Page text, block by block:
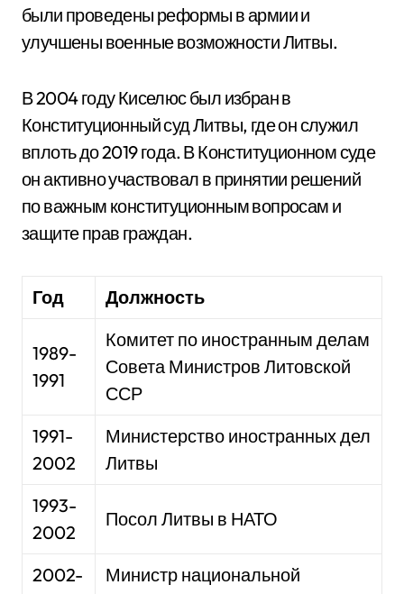
были проведены реформы в армии и
улучшены военные возможности Литвы.
В 2004 году Киселюс был избран в
Конституционный суд Литвы, где он служил
вплоть до 2019 года. В Конституционном суде
он активно участвовал в принятии решений
по важным конституционным вопросам и
защите прав граждан.
Год Должность
1989-
1991
Комитет по иностранным делам
Совета Министров Литовской
ССР
1991-
2002
Министерство иностранных дел
Литвы
1993-
2002
Посол Литвы в НАТО
2002-
Министр национальной